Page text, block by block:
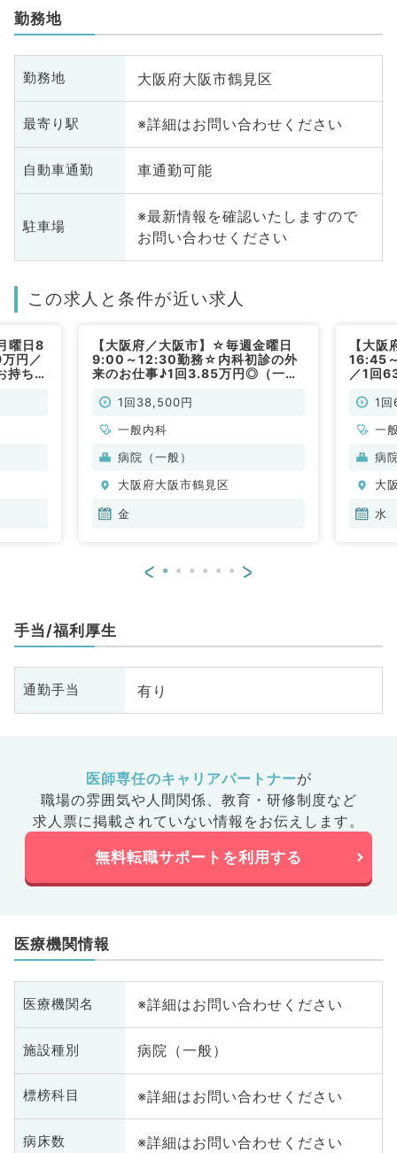
勤務地
勤務地 大阪府大阪市鶴見区
最寄り駅 ※詳細はお問い合わせください
自動車通勤 車通勤可能
駐車場
※最新情報を確認いたしますので
お問い合わせください
この求人と条件が近い求人
曜日8
円／
持ちの
【大阪府／大阪市】☆毎週金曜日
9:00～12:30勤務☆内科初診の外
来のお仕事♪1回3.85万円◎（一般
1回38,500円
一般内科
病院（一般）
大阪府大阪市鶴見区
金
【大
16:45
／1回
です
1
一
病
大
水
< >
手当/福利厚生
通勤手当 有り
医師専任のキャリアパートナーが
職場の雰囲気や人間関係、 教育・研修制度など
求人票に掲載されていない情報をお伝えします。
無料転職サポートを利用する
医療機関情報
医療機関名 ※詳細はお問い合わせください
施設種別 病院（一般）
標榜科目 ※詳細はお問い合わせください
病床数 ※詳細はお問い合わせください